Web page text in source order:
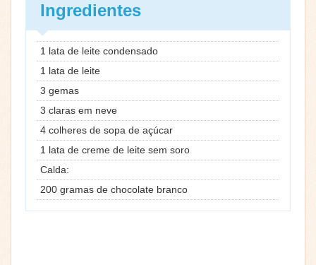
Ingredientes
1 lata de leite condensado
1 lata de leite
3 gemas
3 claras em neve
4 colheres de sopa de açúcar
1 lata de creme de leite sem soro
Calda:
200 gramas de chocolate branco